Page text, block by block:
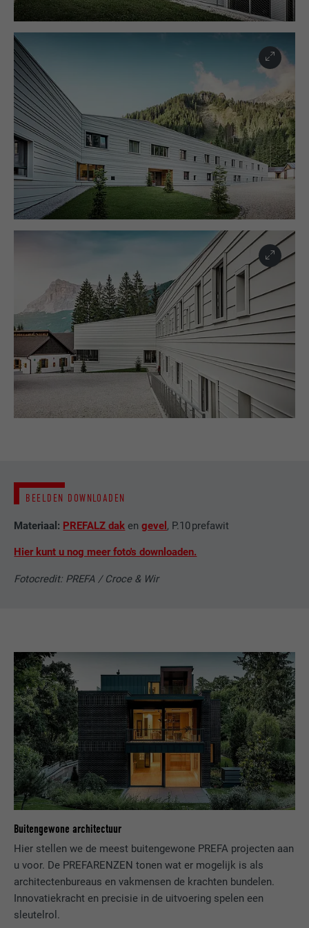
BEELDEN DOWNLOADEN
Materiaal: PREFALZ dak engevel , P.10 prefawit
Hier kunt u nog meer foto's downloaden.
Fotocredit: PREFA / Croce & Wir
Buitengewone architectuur
Hier stellen we de meest buitengewone PREFA projecten aan
u voor. De PREFARENZEN tonen wat er mogelijk is als
architectenbureaus en vakmensen de krachten bundelen.
Innovatiekracht en precisie in de uitvoering spelen een
sleutelrol.
DOEL
Registreert een eenduidige ID, die gebruikt
wordt om statistische gegevens te
NAAM
AANBIEDER Google Optimize
VERVALTIJD 90 dagen
DOEL
Wordt bij wijze van test geplaatst om te
controleren of de browser het plaatsen
van cookies toestaat. Bevat geen
identificatiekenmerken.
AANBIEDER ads.linkedin.com
DOEL
Slaat de door de gebruiker geselecteerde
taalversie van een website op.
NAAM lang
AANBIEDER LinkedIn
VERVALTIJD Sessie
Ingesteld door LinkedIn wanneer een
website een ingebed "Volg ons"-venster
NAAM bcookie
AANBIEDER
VERVALTIJD 2 jaar
DOEL
Gebruikt door de socialnetworking-dienst
LinkedIn voor het volgen van het gebruik
NAAM
Gebruikt door de socialnetworking-dienst
NAAM UserMatchHistory
AANBIEDER
VERVALTIJD 29 dagen
DOEL
Wordt gebruikt om bezoekers op meerdere
websites te volgen, om op basis van de
voorkeuren van de bezoeker relevante
reclame te presenteren.
NAAM lidc
AANBIEDER LinkedIn
VERVALTIJD 1 dag